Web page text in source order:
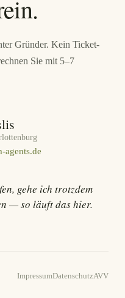
Gründer. Kein Ticket-
Sie mit 5–7
agents.de
gehe ich trotzdem
— so läuft das hier.
ImpressumDatenschutzAVV